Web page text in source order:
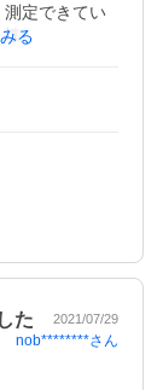
測定できてい
れて買いな
化するので
、電池と分
にも日本メ
る
た 2021/07/29
nob********さん